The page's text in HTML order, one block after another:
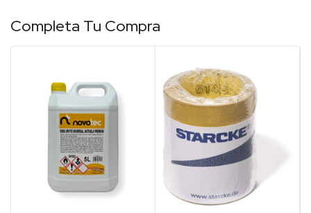
Completa Tu Compra